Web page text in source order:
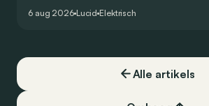
constructeur vervoegen.
6 aug 2026 Lucid Elektrisch
Alle artikels